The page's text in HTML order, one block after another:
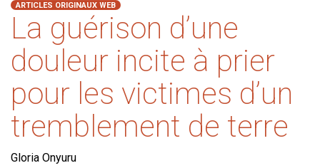
ARTICLES ORIGINAUX WEB
La guérison d’une
douleur incite à prier
pour les victimes d’un
tremblement de terre
Gloria Onyuru